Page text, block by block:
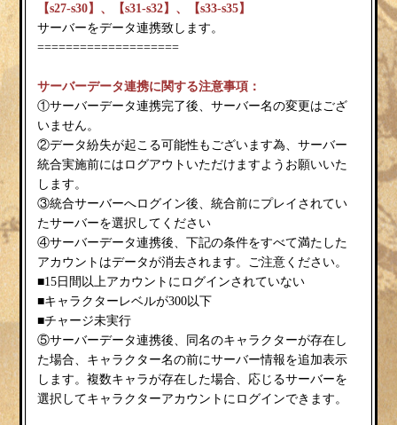
【s27-s30】、【s31-s32】、【s33-s35】
サーバーをデータ連携致します。
====================
サーバーデータ連携に関する注意事項：
①サーバーデータ連携完了後、サーバー名の変更はござ
いません。
②データ紛失が起こる可能性もございます為、サーバー
統合実施前にはログアウトいただけますようお願いいた
します。
③統合サーバーへログイン後、統合前にプレイされてい
たサーバーを選択してください
④サーバーデータ連携後、下記の条件をすべて満たした
アカウントはデータが消去されます。ご注意ください。
■15日間以上アカウントにログインされていない
■キャラクターレベルが300以下
■チャージ未実行
⑤サーバーデータ連携後、同名のキャラクターが存在し
た場合、キャラクター名の前にサーバー情報を追加表示
します。複数キャラが存在した場合、応じるサーバーを
選択してキャラクターアカウントにログインできます。